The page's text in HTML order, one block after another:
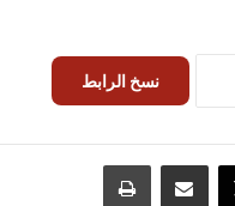
نسخ الرابط
‫X مشاركة عبر البريد طباعة